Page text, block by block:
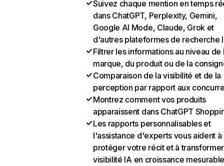
Suivez chaque mention en temps
dans ChatGPT, Perplexity, Gemini,
Google AI Mode, Claude, Grok et
d'autres plateformes de recherche
Filtrer les informations au niveau de
marque, du produit ou de la
Comparaison de la visibilité et de la
perception par rapport aux
Montrez comment vos produits
apparaissent dans ChatGPT
Les rapports personnalisables et
l'assistance d'experts vous aident à
protéger votre récit et à
visibilité IA en croissance